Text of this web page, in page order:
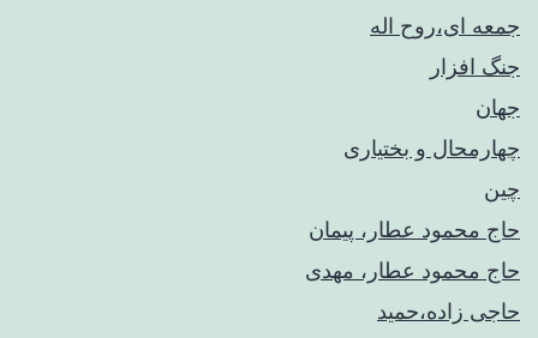
جمعه ای،روح اله
جنگ افزار
جهان
چهارمحال و بختیاری
چین
حاج محمود عطار، پیمان
حاج محمود عطار، مهدی
حاجی زاده،حمید